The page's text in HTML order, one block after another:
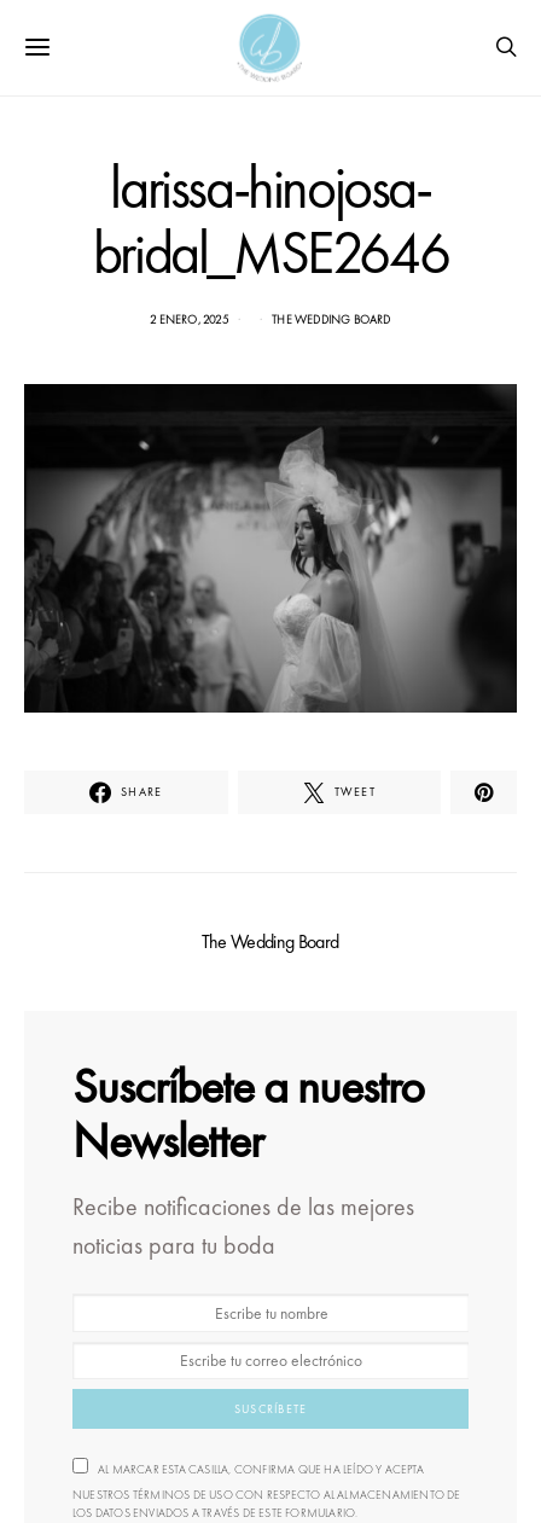
larissa-hinojosa-
bridal_MSE2646
2 ENERO, 2025 THE WEDDING BOARD
SHARE TWEET
The Wedding Board
Suscríbete a nuestro
Newsletter
Recibe notificaciones de las mejores
noticias para tu boda
SUSCRÍBETE
AL MARCAR ESTA CASILLA, CONFIRMA QUE HA LEÍDO Y ACEPTA
NUESTROS TÉRMINOS DE USO CON RESPECTO AL ALMACENAMIENTO DE
LOS DATOS ENVIADOS A TRAVÉS DE ESTE FORMULARIO.